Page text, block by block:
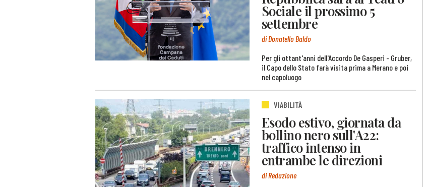
Sociale il prossimo 5
settembre
di Donatello Baldo
Per gli ottant'anni dell'Accordo De Gasperi - Gruber,
il Capo dello Stato farà visita prima a Merano e poi
nel capoluogo
VIABILITÀ
Esodo estivo, giornata da
bollino nero sull'A22:
traffico intenso in
entrambe le direzioni
di Redazione